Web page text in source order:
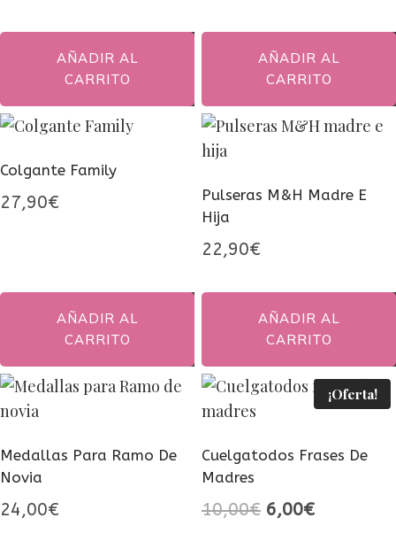
AÑADIR AL
CARRITO
AÑADIR AL
CARRITO
Colgante Family
27,90€
AÑADIR AL
CARRITO
Pulseras M&H Madre E
Hija
22,90€
AÑADIR AL
CARRITO
Medallas Para Ramo De
Novia
24,00€
¡Oferta!
Cuelgatodos Frases De
Madres
10,00€ El
6,00€El